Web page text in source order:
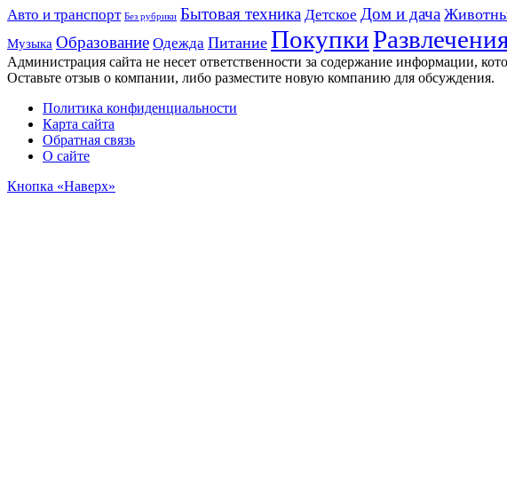
Авто и транспорт Без рубрики Бытовая техника Детское Дом и дача
Музыка Образование Одежда Питание Покупки
Администрация сайта не несет ответственности за содержание информации,
Оставьте отзыв о компании, либо разместите новую компанию для обсуждения.
Политика конфиденциальности
Карта сайта
Обратная связь
О сайте
Кнопка «Наверх»